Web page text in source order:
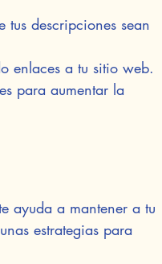
descripciones sean
enlaces a tu sitio web.
para aumentar la
ayuda a mantener a tu
estrategias para